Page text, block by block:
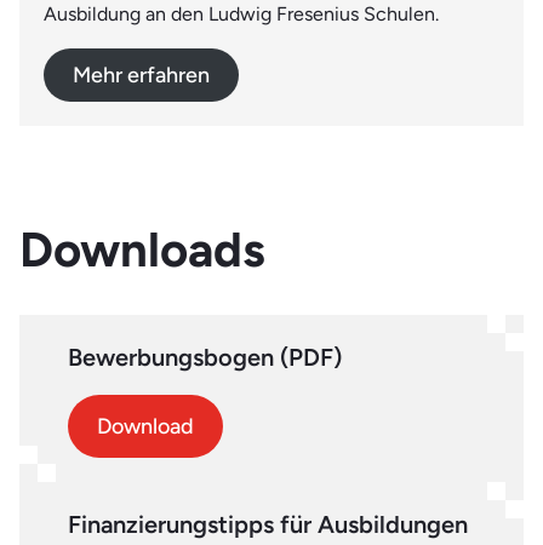
Ausbildung an den Ludwig Fresenius Schulen.
Mehr erfahren
Downloads
Bewerbungsbogen (PDF)
Download
Finanzierungstipps für Ausbildungen